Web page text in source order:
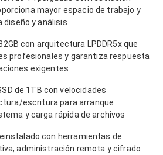
mayor espacio de trabajo y
diseño y análisis
con arquitectura LPDDR5x que
profesionales y garantiza respuesta
exigentes
de 1TB con velocidades
escritura para arranque
y carga rápida de archivos
con herramientas de
administración remota y cifrado